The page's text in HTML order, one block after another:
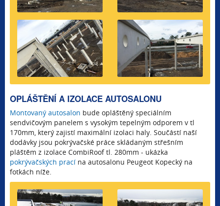
OPLÁŠTĚNÍ A IZOLACE AUTOSALONU
Montovaný autosalon bude opláštěný speciálním
sendvičovým panelem s vysokým tepelným odporem v tl
170mm, který zajistí maximální izolaci haly. Součástí naší
dodávky jsou pokrývačské práce skládaným střešním
pláštěm z izolace CombiRoof tl. 280mm - ukázka
pokrývačských prací na autosalonu Peugeot Kopecký na
fotkách níže.